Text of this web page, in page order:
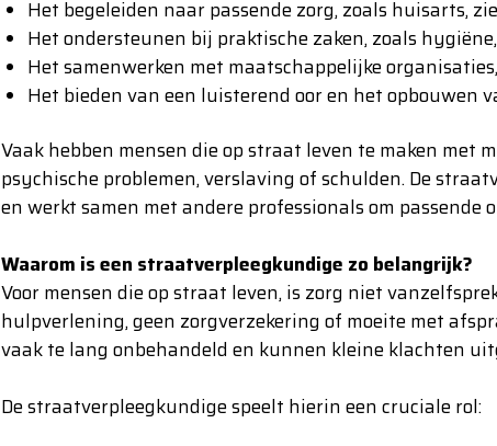
Het begeleiden naar passende zorg, zoals huisarts,
Het ondersteunen bij praktische zaken, zoals
Het samenwerken met maatschappelijke
Het bieden van een luisterend oor en het opbouwen
Vaak hebben mensen die op straat leven te maken met
psychische problemen, verslaving of schulden. De
en werkt samen met andere professionals om
Waarom is een straatverpleegkundige zo belangrijk?
Voor mensen die op straat leven, is zorg niet
hulpverlening, geen zorgverzekering of moeite met
vaak te lang onbehandeld en kunnen kleine klachten
De straatverpleegkundige speelt hierin een cruciale rol: